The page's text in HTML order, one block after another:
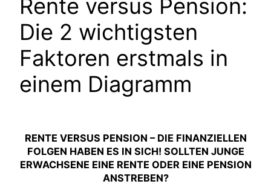
Rente versus Pension:
Die 2 wichtigsten
Faktoren erstmals in
einem Diagramm
RENTE VERSUS PENSION – DIE FINANZIELLEN
FOLGEN HABEN ES IN SICH! SOLLTEN JUNGE
ERWACHSENE EINE RENTE ODER EINE PENSION
ANSTREBEN?